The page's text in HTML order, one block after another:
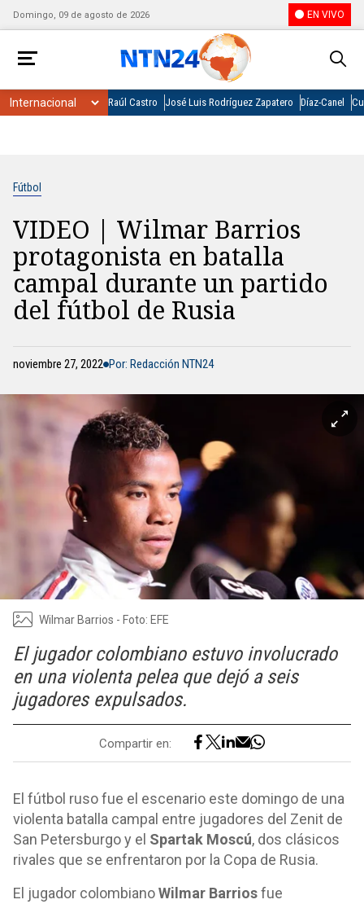
Domingo, 09 de agosto de 2026 EN VIVO
Raúl Castro José Luis Rodríguez Zapatero Díaz-Canel
Fútbol
VIDEO | Wilmar Barrios
protagonista en batalla
campal durante un partido
del fútbol de Rusia
noviembre 27, 2022 Por: Redacción NTN24
Wilmar Barrios - Foto: EFE
El jugador colombiano estuvo involucrado
en una violenta pelea que dejó a seis
jugadores expulsados.
Compartir en:
El fútbol ruso fue el escenario este domingo de una
violenta batalla campal entre jugadores del Zenit de
San Petersburgo y el Spartak Moscú, dos clásicos
rivales que se enfrentaron por la Copa de Rusia.
El jugador colombianoWilmar Barriosfue